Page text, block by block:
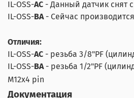
IL-OSS-AC - Данный датчик снят
IL-OSS-BA - Сейчас
Отличия:
IL-OSS-AC - резьба 3/8"PF
IL-OSS-BA - резьба 1/2"PF
М12х4 pin
Документация